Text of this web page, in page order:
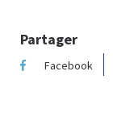
Partager
Facebook